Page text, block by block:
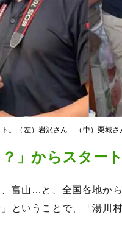
ト。（左）岩沢さん （中）栗城
」からスタート
富山…と、全国各地か
ということで、「湯川